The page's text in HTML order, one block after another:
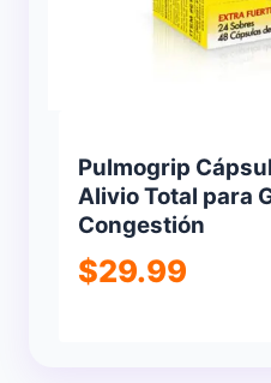
Pulmogrip
Alivio Total para
Congestión
$29.99